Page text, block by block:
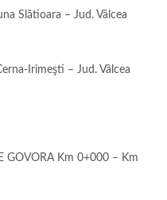
Slătioara – Jud. Vâlcea
Irimeşti – Jud. Vâlcea
GOVORA Km 0+000 – Km